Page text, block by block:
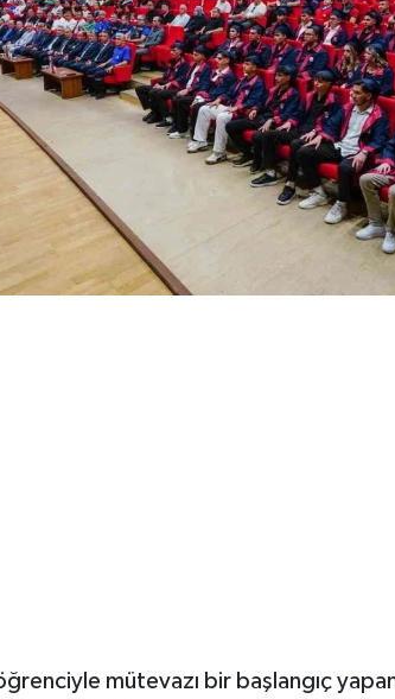
mütevazı bir başlangıç